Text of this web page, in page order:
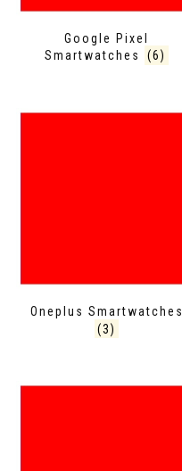
Google Pixel
Smartwatches
(6)
Oneplus Smartwatches
(3)